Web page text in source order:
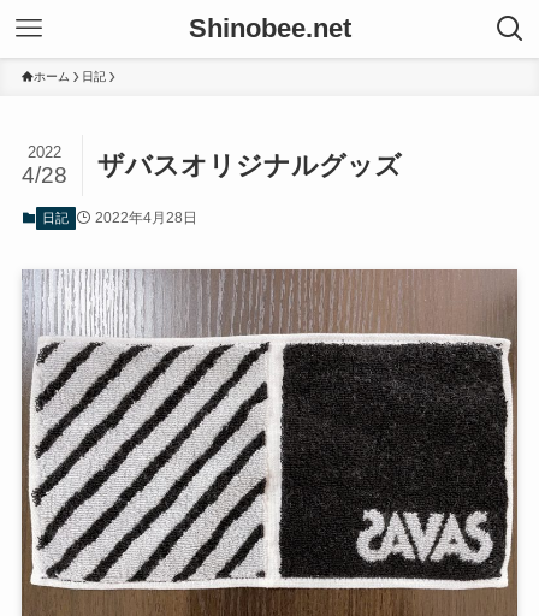
Shinobee.net
ホーム 日記
ザバスオリジナルグッズ
2022
4/28
日記 2022年4月28日